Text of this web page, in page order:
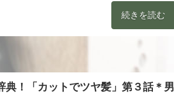
続きを読む
！「カットでツヤ髪」第３話＊男